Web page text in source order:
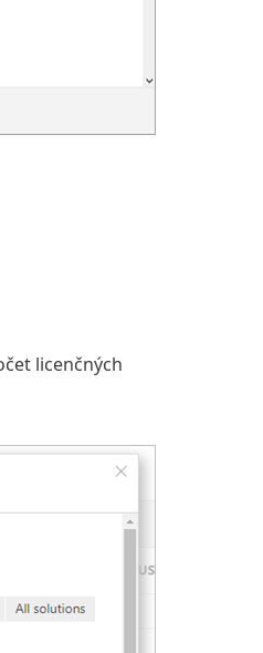
licenčných